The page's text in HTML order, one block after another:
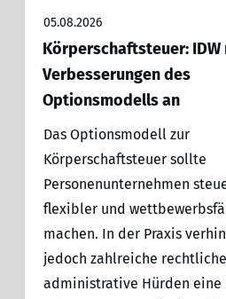
05.08.2026
Körperschaftsteuer: IDW
Verbesserungen des
Optionsmodells an
Das Optionsmodell zur
Körperschaftsteuer sollte
Personenunternehmen
flexibler und
machen. In der Praxis
jedoch zahlreiche
administrative Hürden